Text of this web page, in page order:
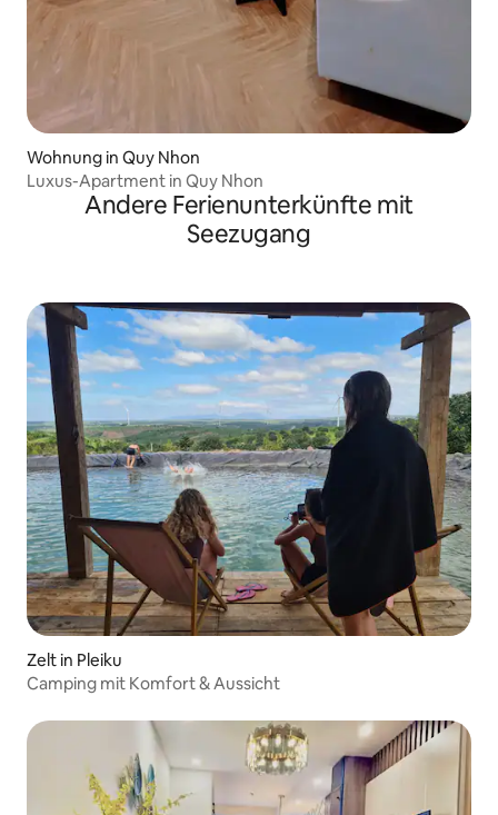
Wohnung in Quy Nhon
Luxus-Apartment in Quy Nhon
Andere Ferienunterkünfte mit
Seezugang
Zelt in Pleiku
Camping mit Komfort & Aussicht